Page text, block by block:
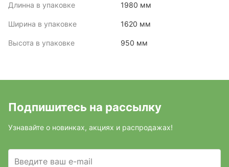
Длинна в упаковке 1980 мм
Ширина в упаковке 1620 мм
Высота в упаковке 950 мм
Подпишитесь на рассылку
Узнавайте о новинках, акциях и распродажах!
Введите ваш e-mail